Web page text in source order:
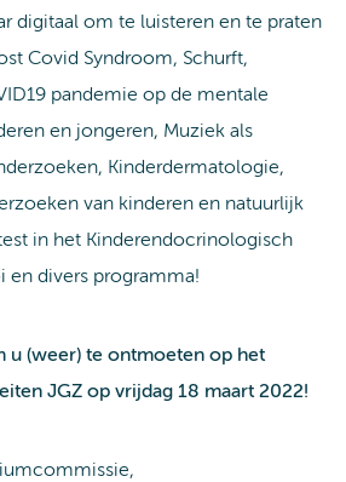
digitaal om te luisteren en te praten
Covid Syndroom, Schurft,
pandemie op de mentale
en jongeren, Muziek als
Kinderdermatologie,
van kinderen en natuurlijk
in het Kinderendocrinologisch
en divers programma!
u (weer) te ontmoeten op het
JGZ op vrijdag 18 maart 2022!